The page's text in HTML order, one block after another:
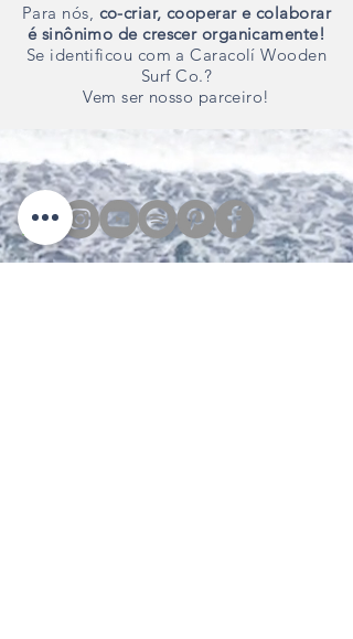
Para nós, co-criar,cooperar e colaborar
é sinônimo de crescer organicamente!
Se identificou com a Caracolí Wooden
Surf Co.?
Vem ser nosso parceiro!